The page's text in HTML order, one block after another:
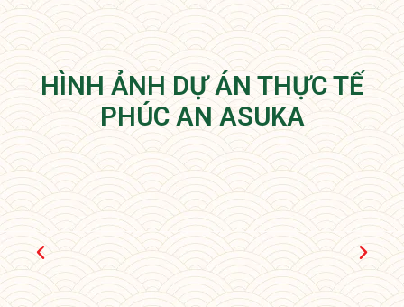
HÌNH ẢNH DỰ ÁN THỰC TẾ
PHÚC AN ASUKA